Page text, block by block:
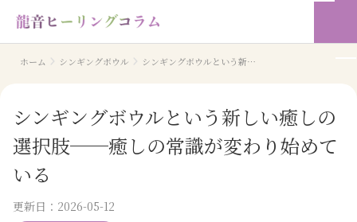
ホーム シンギングボウル シンギングボウルという新しい癒しの選択肢──癒しの常識が変わり始めている
シンギングボウルという新しい癒しの
選択肢──癒しの常識が変わり始めて
いる
更新日： 2026-05-12